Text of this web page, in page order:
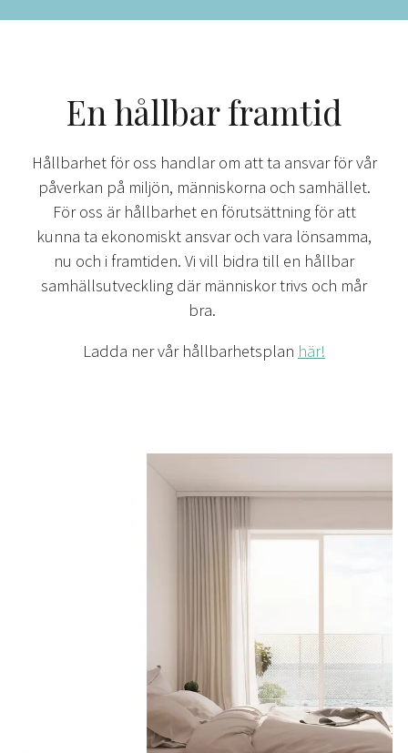
En hållbar framtid
Hållbarhet för oss handlar om att ta ansvar för vår
påverkan på miljön, människorna och samhället.
För oss är hållbarhet en förutsättning för att
kunna ta ekonomiskt ansvar och vara lönsamma,
nu och i framtiden. Vi vill bidra till en hållbar
samhällsutveckling där människor trivs och mår
bra.
Ladda ner vår hållbarhetsplan här!